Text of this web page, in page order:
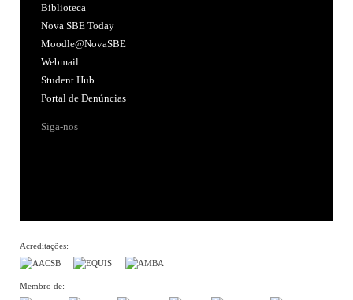
Biblioteca
Nova SBE Today
Moodle@NovaSBE
Webmail
Student Hub
Portal de Denúncias
Siga-nos
Acreditações:
Membro de: